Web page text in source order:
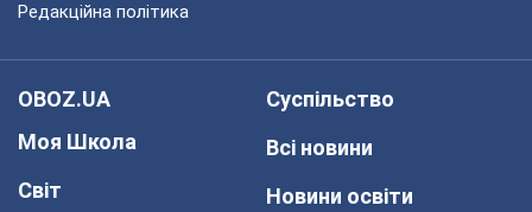
Редакційна політика
OBOZ.UA
Моя Школа
Світ
Суспільство
Всі новини
Новини освіти